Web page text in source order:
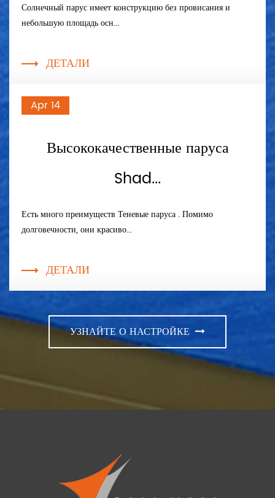
Солнечный парус имеет конструкцию без провисания и
небольшую площадь осн...
ДЕТАЛИ
Apr 14
Высококачественные паруса
Shad...
Есть много преимуществ Теневые паруса . Помимо
долговечности, они красиво...
ДЕТАЛИ
УЗНАЙТЕ О НАСТРОЙКЕ